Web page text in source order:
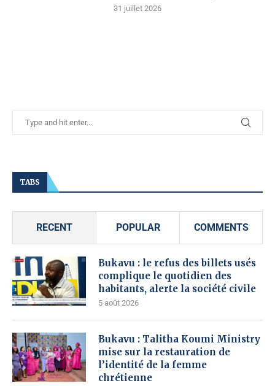
31 juillet 2026
TABS
RECENT POPULAR COMMENTS
Bukavu : le refus des billets usés
complique le quotidien des
habitants, alerte la société civile
5 août 2026
Bukavu : Talitha Koumi Ministry
mise sur la restauration de
l’identité de la femme
chrétienne